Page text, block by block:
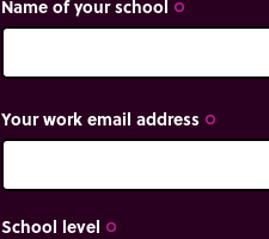
Name of your school trip_origin
Your work email address trip_origin
School level trip_origin